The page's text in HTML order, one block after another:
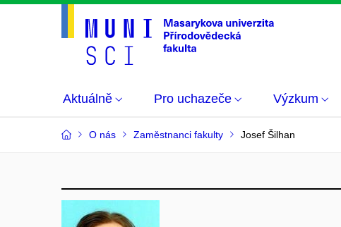
Aktuálně Pro uchazeče Výzkum
O nás Zaměstnanci fakulty Josef Šilhan